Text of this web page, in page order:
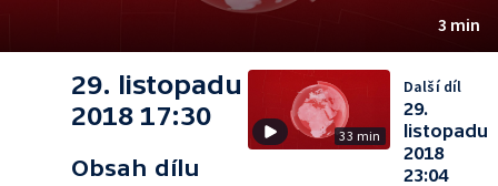
3 min
29. listopadu
2018 17:30
Obsah dílu
33 min
Další díl
29.
listopadu
2018
23:04